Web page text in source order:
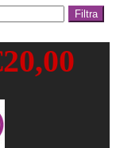
Filtra